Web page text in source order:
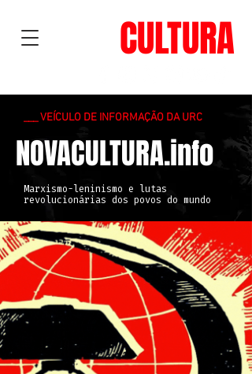
CULTURA
___ VEÍCULO DE INFORMAÇÃO DA URC
NOVACULTURA.info
Marxismo-leninismo e lutas
revolucionárias dos povos do mundo